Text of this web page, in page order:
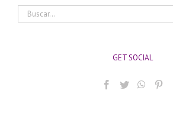
Buscar:
GET SOCIAL